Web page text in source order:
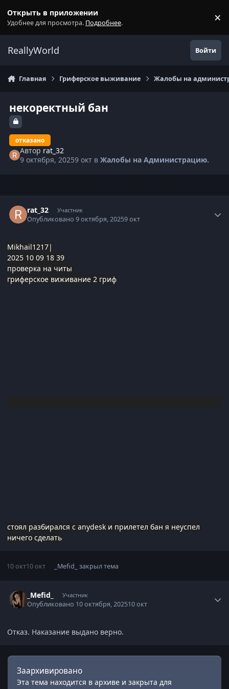
Открыть в приложении
Удобнее для просмотра. Подробнее. ×
ReallyWorld Войти
Главная Гриферское выживание Жалобы на
некоректный бан
отказано
Автор rat_32
9 октября, 20259 окт вЖалобы на Администрацию.
rat_32 Участник
Опубликовано9 октября, 20259 окт
Mikhail1217|
2025 10 09 18 39
проверка на читы
гриферское виживание 2 гриф
стоял разбирался с anydesk и прилетел бан я неуспел
ничего сделать
10 окт10 окт _Mefid_ закрыл тема
_Mefid_ Участник
Опубликовано 10 октября, 202510 окт
Отказ. Наказание выдано верно.
Заархивировано
Эта тема находится в архиве и закрыта для